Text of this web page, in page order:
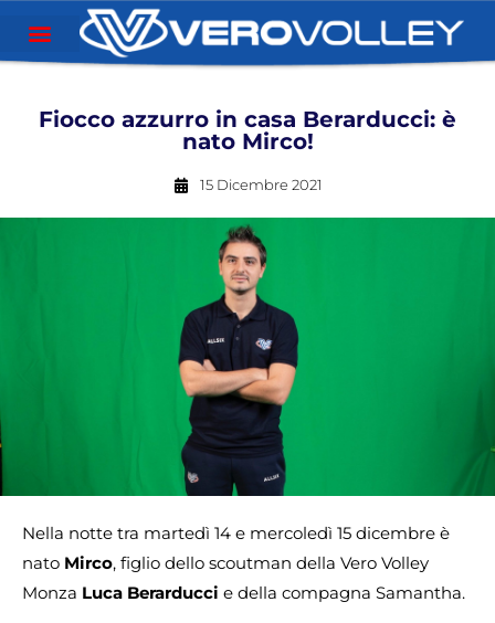
Fiocco azzurro in casa Berarducci: è
nato Mirco!
15 Dicembre 2021
Nella notte tra martedì 14 e mercoledì 15 dicembre è
nato Mirco, figlio dello scoutman della Vero Volley
Monza Luca Berarducci e della compagna Samantha.